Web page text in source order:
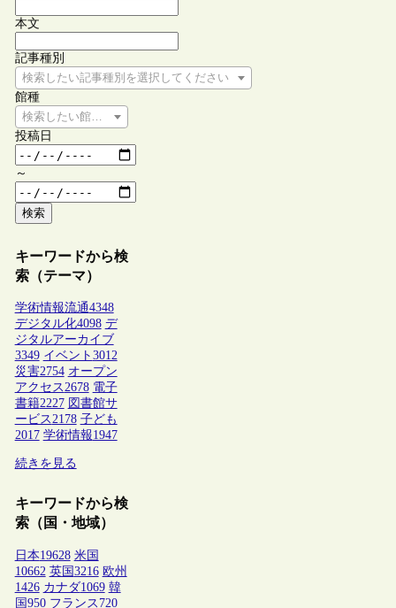
本文
記事種別
検索したい記事種別を選択してください
館種
検索したい館種を選択してください
投稿日
～
検索
キーワードから検
索（テーマ）
学術情報流通4348
デジタル化4098 デ
ジタルアーカイブ
3349 イベント 3012
災害2754 オープン
アクセス2678 電子
書籍2227 図書館サ
ービス2178 子ども
2017 学術情報1947
続きを見る
キーワードから検
索（国・地域）
日本19628 米国
10662 英国3216 欧州
1426 カナダ1069 韓
国950 フランス 720